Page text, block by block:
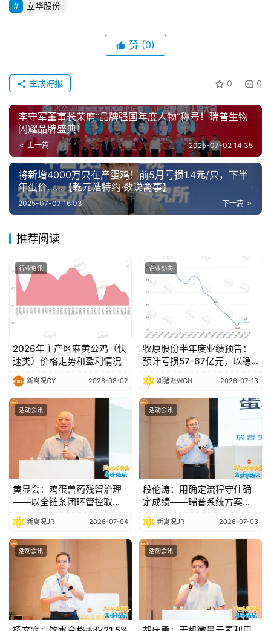
立华股份
赞 (0)
0 0
生成海报
李守军董事长荣膺“品牌强国年度人物”称号！瑞普生物
闪耀品牌盛典！
上一篇 2025-07-02 14:35
将新增4000万只在产蛋鸡！前5月亏损1.4元/只，下半
年蛋价……【乾元浩特约·数说禽事】
下一篇
2025-07-07 16:03
推荐阅读
行业资讯
2026年主产区麻黄公鸡（快
速类）价格走势和盈利情况
新禽况CY 2026-08-02
企业动态
牧原股份半年度业绩预告：
预计亏损57-67亿元，以稳
健经营穿越行业波动
新猪派WGH 2026-07-13
活动会讯
黄显会：鸡蛋兽药残留治理
——以全链条闭环管控取代
事后检测补救|2026品牌蛋
高峰论坛
新禽况JR 2026-07-04
活动会讯
段伦涛：用确定流程守住确
定成绩——瑞普系统方案破
解死淘失控、产蛋不稳、药
残检出三大痛点|2026品牌
蛋高峰论坛
新禽况JR 2026-07-03
活动会讯 活动会讯